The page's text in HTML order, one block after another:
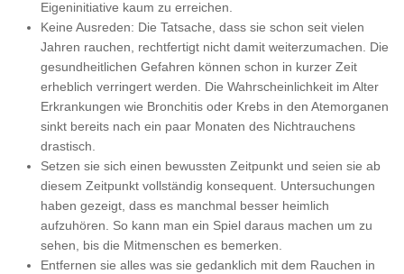
Eigeninitiative kaum zu erreichen.
Keine Ausreden: Die Tatsache, dass sie schon seit vielen
Jahren rauchen, rechtfertigt nicht damit weiterzumachen. Die
gesundheitlichen Gefahren können schon in kurzer Zeit
erheblich verringert werden. Die Wahrscheinlichkeit im Alter
Erkrankungen wie Bronchitis oder Krebs in den Atemorganen
sinkt bereits nach ein paar Monaten des Nichtrauchens
drastisch.
Setzen sie sich einen bewussten Zeitpunkt und seien sie ab
diesem Zeitpunkt vollständig konsequent. Untersuchungen
haben gezeigt, dass es manchmal besser heimlich
aufzuhören. So kann man ein Spiel daraus machen um zu
sehen, bis die Mitmenschen es bemerken.
Entfernen sie alles was sie gedanklich mit dem Rauchen in